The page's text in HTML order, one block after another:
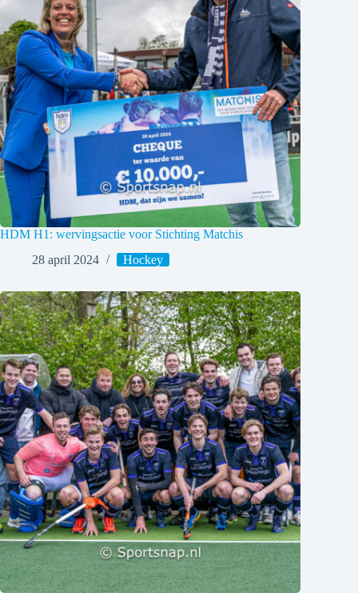
HDM H1: wervingsactie voor Stichting Matchis
28 april 2024
Hockey